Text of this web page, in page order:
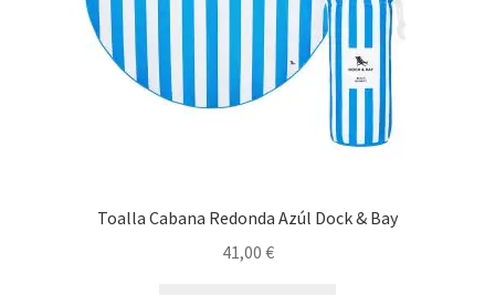
Toalla Cabana Redonda Azúl Dock & Bay
41,00 €